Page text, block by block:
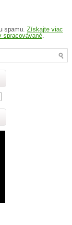
spamu. Získajte viac
spracovávané.